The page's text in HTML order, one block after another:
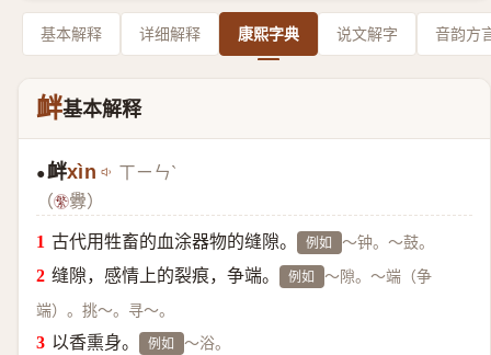
基本解释 详细解释 康熙字典 说文解字 音韵方
衅基本解释
●衅xìn ㄒㄧㄣˋ
（
釁）
古代用牲畜的血涂器物的缝隙。
例如 ～钟。～鼓。
缝隙，感情上的裂痕，争端。 例如 ～隙。～端（争
端）。挑～。寻～。
以香熏身。 例如 ～浴。